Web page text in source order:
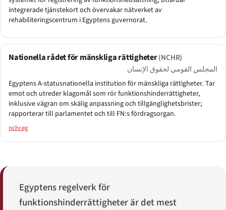
integrerade tjänstekort och övervakar nätverket av
rehabiliteringscentrum i Egyptens guvernorat.
Nationella rådet för mänskliga rättigheter(NCHR)
المجلس القومي لحقوق الإنسان
Egyptens A-statusnationella institution för mänskliga rättigheter. Tar
emot och utreder klagomål som rör funktionshinderrättigheter,
inklusive vägran om skälig anpassning och tillgänglighetsbrister;
rapporterar till parlamentet och till FN:s fördragsorgan.
nchr.eg
Egyptens regelverk för
funktionshinderrättigheter är det mest